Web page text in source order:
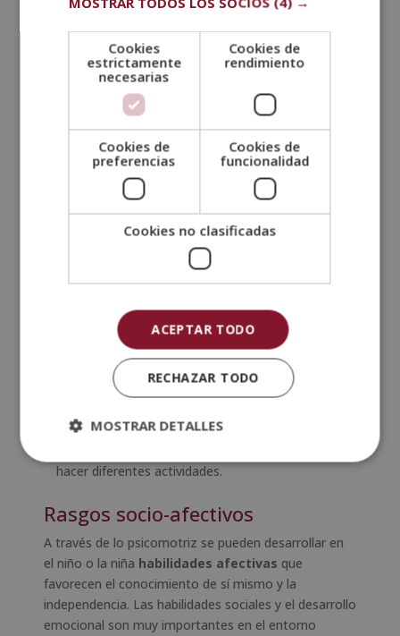
vivencias y aprendizajespara la habituación al
algunos procesos cognitivos a través del desarrollo
psicomotor, como los siguientes:
: Este proceso cognitivo, conocido
afectiva, ya que depende de las emociones que
haya experimentado la persona con lo observado.
Este nivel es lo primero que afecta el rendimiento
escolar.
: Capacidad para recordar lo aprendido.
: Es la habilidad para aprender y
reproducir conductas. Con ella se involucran
aspectos cognitivos, afectivos y conductuales.
Conceptualización: Es el proceso para identificar
y determinar una serie de aspectos relevantes con
el fin de diferenciar entre varios objetos.
Resolución de conflictos.
Creatividad: Es la competencia que tiene el
hacer diferentes actividades.
Rasgos socio-afectivos
A través de lo psicomotriz se pueden desarrollar en
el niño o la niña habilidades afectivas que
favorecen el conocimiento de sí mismo y la
independencia. Las habilidades sociales y el desarrollo
emocional son muy importantes en el entorno
Cookies
estrictamente
necesarias
Cookies de
rendimiento
Cookies de
preferencias
Cookies de
funcionalidad
Cookies no clasificadas
ACEPTAR TODO
RECHAZAR TODO
MOSTRAR DETALLES